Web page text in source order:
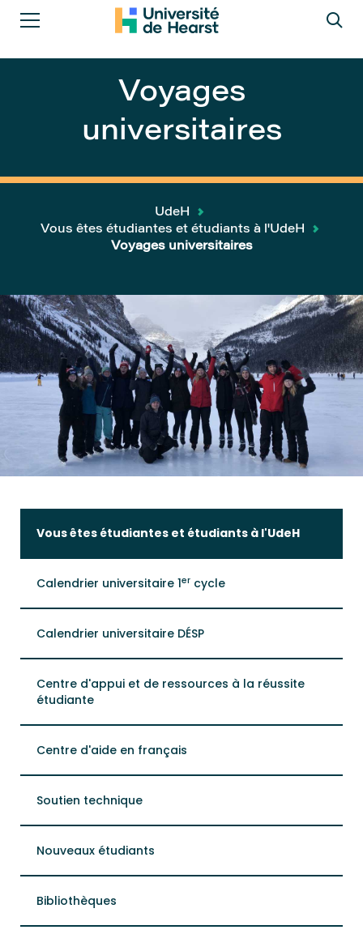
Voyages
universitaires
UdeH
Vous êtes étudiantes et étudiants à l'UdeH
Voyages universitaires
Vous êtes étudiantes et étudiants à l'UdeH
Calendrier universitaire 1er cycle
Calendrier universitaire DÉSP
Centre d'appui et de ressources à la réussite
étudiante
Centre d'aide en français
Soutien technique
Nouveaux étudiants
Bibliothèques